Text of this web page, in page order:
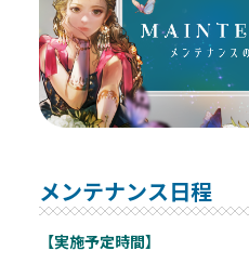
メンテナンス日程
【実施予定時間】